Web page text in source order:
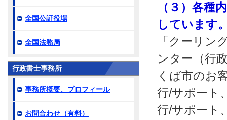
（３）各種
しています
「クーリン
ンター（行
くば市のお
行/サポート
行/サポート
全国公証役場
全国法務局
行政書士事務所
事務所概要、プロフィール
お問合わせ（有料）